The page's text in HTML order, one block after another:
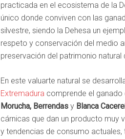
practicada en el ecosistema de la
único donde conviven con las
silvestre, siendo la Dehesa un
respeto y conservación del medio
preservación del patrimonio natural
En este valuarte natural se
Extremadura comprende el
Morucha, Berrendas y Blanca
cárnicas que dan un producto muy
y tendencias de consumo